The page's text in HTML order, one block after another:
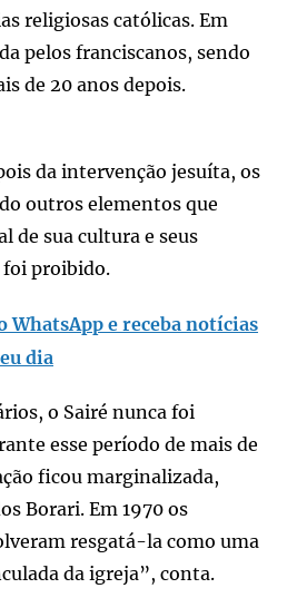
religiosas católicas. Em
pelos franciscanos, sendo
de 20 anos depois.
da intervenção jesuíta, os
outros elementos que
de sua cultura e seus
foi proibido.
WhatsApp e receba notícias
dia
o Sairé nunca foi
esse período de mais de
ficou marginalizada,
Borari. Em 1970 os
resgatá-la como uma
da igreja”, conta.